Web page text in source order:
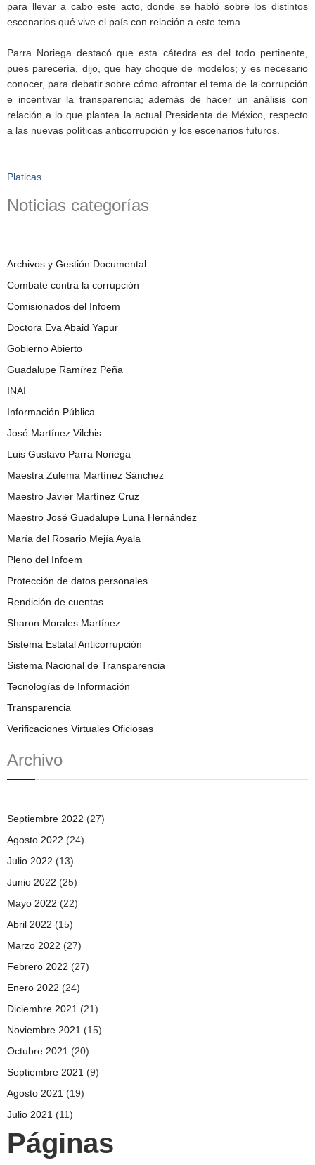
para llevar a cabo este acto, donde se habló sobre los distintos
escenarios qué vive el país con relación a este tema.
Parra Noriega destacó que esta cátedra es del todo pertinente,
pues parecería, dijo, que hay choque de modelos; y es necesario
conocer, para debatir sobre cómo afrontar el tema de la corrupción
e incentivar la transparencia; además de hacer un análisis con
relación a lo que plantea la actual Presidenta de México, respecto
a las nuevas políticas anticorrupción y los escenarios futuros.
Platicas
Noticias categorías
Archivos y Gestión Documental
Combate contra la corrupción
Comisionados del Infoem
Doctora Eva Abaid Yapur
Gobierno Abierto
Guadalupe Ramírez Peña
INAI
Información Pública
José Martínez Vilchis
Luis Gustavo Parra Noriega
Maestra Zulema Martínez Sánchez
Maestro Javier Martínez Cruz
Maestro José Guadalupe Luna Hernández
María del Rosario Mejía Ayala
Pleno del Infoem
Protección de datos personales
Rendición de cuentas
Sharon Morales Martínez
Sistema Estatal Anticorrupción
Sistema Nacional de Transparencia
Tecnologías de Información
Transparencia
Verificaciones Virtuales Oficiosas
Archivo
Septiembre 2022 (27)
Agosto 2022 (24)
Julio 2022 (13)
Junio 2022 (25)
Mayo 2022 (22)
Abril 2022 (15)
Marzo 2022 (27)
Febrero 2022 (27)
Enero 2022 (24)
Diciembre 2021 (21)
Noviembre 2021 (15)
Octubre 2021 (20)
Septiembre 2021 (9)
Agosto 2021 (19)
Julio 2021 (11)
Páginas